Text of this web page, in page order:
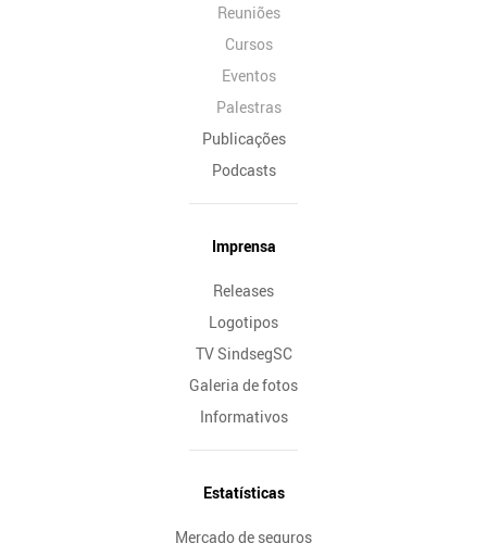
Reuniões
Cursos
Eventos
Palestras
Publicações
Podcasts
Imprensa
Releases
Logotipos
TV SindsegSC
Galeria de fotos
Informativos
Estatísticas
Mercado de seguros